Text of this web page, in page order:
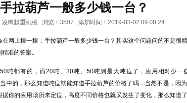
手拉葫芦一般多少钱一台？
凌鹰起重机械 浏览：3507 添加时间：2019-03-02 09:08:24
网上搜一搜： 手拉葫芦一般多少钱一台？其实这个问题问的不是很
准的答案。
吨都有的，而20吨、30吨、50吨则是大吨位了，应用相对少一
中的，那么知道吨位就能知道手拉葫芦的价格了吗，当然不是，因
你的应用场所来定位，高度不同价格也就又发生了变化，那么知道